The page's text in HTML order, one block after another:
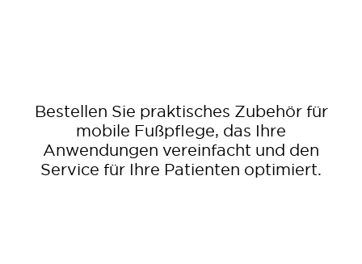
Bestellen Sie praktisches Zubehör für
mobile Fußpflege, das Ihre
Anwendungen vereinfacht und den
Service für Ihre Patienten optimiert.